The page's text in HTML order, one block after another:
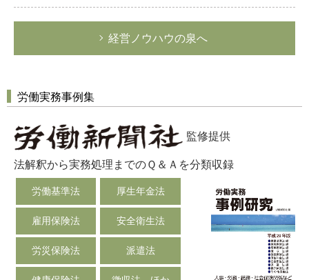
経営ノウハウの泉へ
労働実務事例集
監修提供
法解釈から実務処理までのＱ＆Ａを分類収録
労働基準法 厚生年金法
雇用保険法 安全衛生法
労災保険法 派遣法